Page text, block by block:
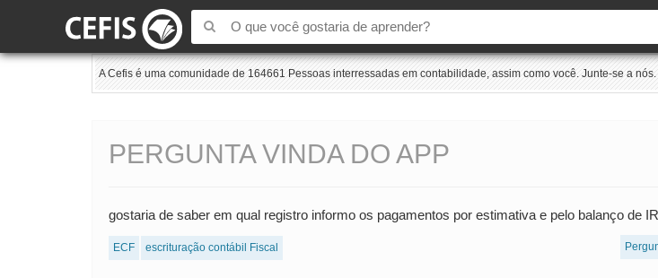
A Cefis é uma comunidade de 164661 Pessoas interressadas em contabilidade, assim como você. Junte-se a
PERGUNTA VINDA DO APP
gostaria de saber em qual registro informo os pagamentos por estimativa e pelo balanço de
ECF escrituração contábil Fiscal